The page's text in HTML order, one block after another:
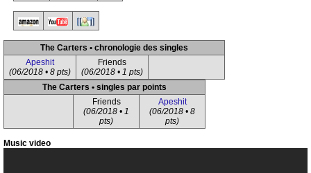
The Carters • chronologie des singles
Apeshit
(06/2018 • 8 pts)
Friends
(06/2018 • 1 pts)
The Carters • singles par points
Friends
(06/2018 • 1
pts)
Apeshit
(06/2018 • 8
pts)
Music video